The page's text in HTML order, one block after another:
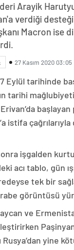
Arayik
verdiği
Macron ise
27 Kasım 2020 03:05
Eylül tarihinde
tarihi
istifa
işgalden
acı tablo, gün
tek bir
görüntüsü
ve
Rusya’dan yine